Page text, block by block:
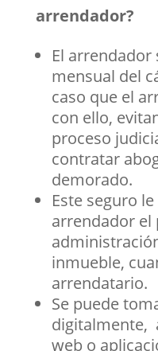
arrendador?
El arrendador
mensual del
caso que el
con ello,
proceso
contratar
demorado.
Este seguro
arrendador el
inmueble,
arrendatario.
Se puede
digitalmente,
web o